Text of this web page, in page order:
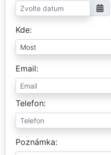
Kde
Email
Telefon
Poznámka